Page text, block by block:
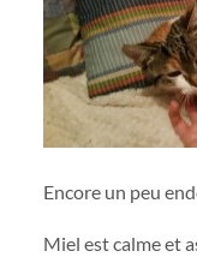
Encore un peu
Miel est calme et